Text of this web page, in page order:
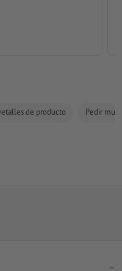
de producto Pedir